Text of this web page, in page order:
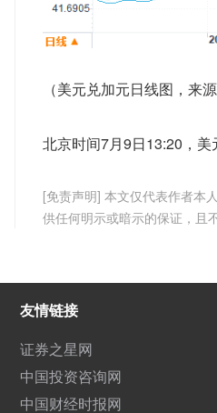
（美元兑加元日线图，来
北京时间7月9日13:20，美
[免责声明] 本文仅代表作者本
供任何明示或暗示的保证，且
友情链接
证券之星网
中国投资咨询网
中国财经时报网